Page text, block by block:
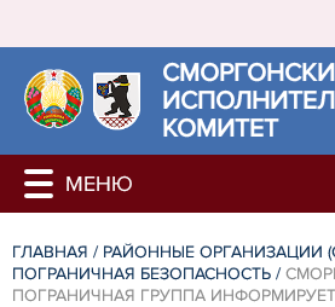
КОМИТЕТ
ГЛАВНАЯ / РАЙОННЫЕ ОРГАНИЗАЦИИ
ПОГРАНИЧНАЯ БЕЗОПАСНОСТЬ /
ПОГРАНИЧНАЯ ГРУППА ИНФОРМИРУЕТ